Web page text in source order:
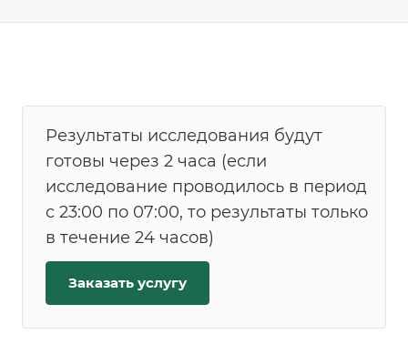
Результаты исследования будут
готовы через 2 часа (если
исследование проводилось в период
с 23:00 по 07:00, то результаты только
в течение 24 часов)
Заказать услугу